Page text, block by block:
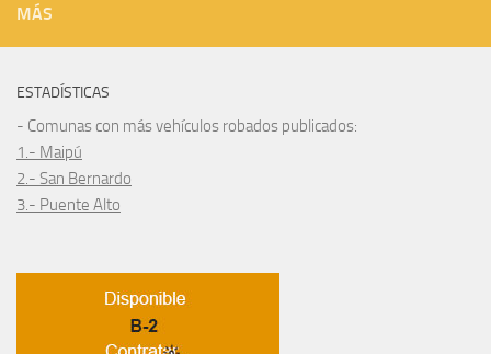
MÁS
ESTADÍSTICAS
- Comunas con más vehículos robados publicados:
1.- Maipú
2.- San Bernardo
3.- Puente Alto